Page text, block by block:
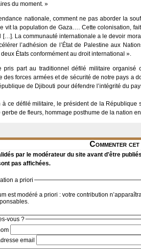
du moment. »
nationale, comment ne pas aborder la
vit la population de Gaza…. Cette colonisation,
[…]. La communauté internationale a le devoir
l’adhésion de l’État de Palestine aux
États conformément au droit international ».
pris part au traditionnel défilé militaire
des forces armées et de sécurité de notre pays a
de Djibouti pour défendre l’intégrité du
à ce défilé militaire, le président de la
de fleurs, hommage posthume de la nation
Commenter
par le modérateur du site avant d'être
pas affichées.
a priori
est modéré a priori : votre contribution
vous ?
email